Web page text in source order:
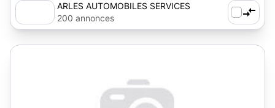
ARLES AUTOMOBILES SERVICES
200 annonces